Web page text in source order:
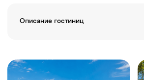
Описание гостиниц